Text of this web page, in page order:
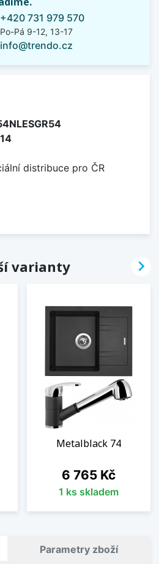
+420 731 979 570
Po-Pá 9-12, 13-17
info@trendo.cz
distribuce pro ČR
varianty
Metalblack 74
Cena
6 765 Kč
1 ks skladem

Parametry zboží